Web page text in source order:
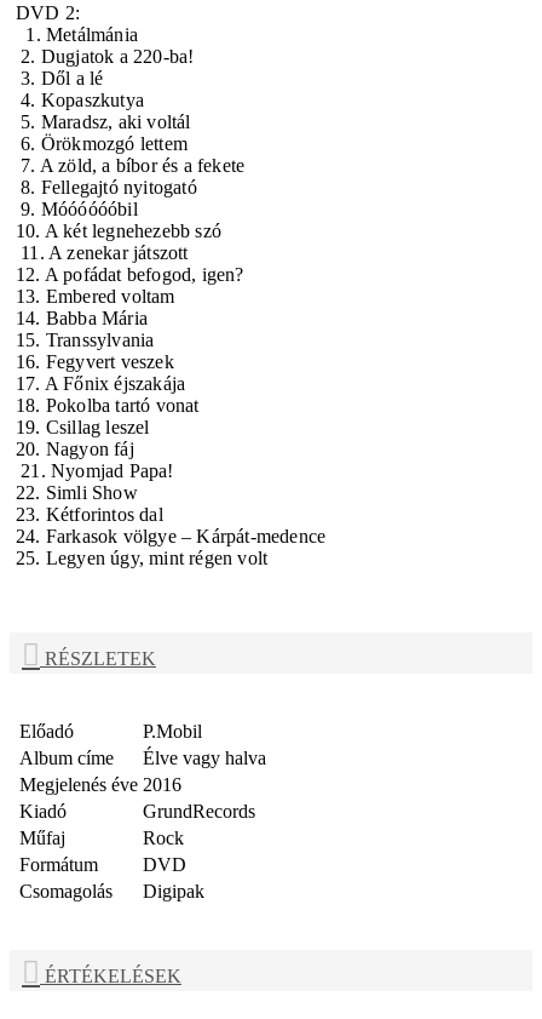
DVD 2:
1. Metálmánia
2. Dugjatok a 220-ba!
3. Dől a lé
4. Kopaszkutya
5. Maradsz, aki voltál
6. Örökmozgó lettem
7. A zöld, a bíbor és a fekete
8. Fellegajtó nyitogató
9. Móóóóóóbil
10. A két legnehezebb szó
11. A zenekar játszott
12. A pofádat befogod, igen?
13. Embered voltam
14. Babba Mária
15. Transsylvania
16. Fegyvert veszek
17. A Főnix éjszakája
18. Pokolba tartó vonat
19. Csillag leszel
20. Nagyon fáj
21. Nyomjad Papa!
22. Simli Show
23. Kétforintos dal
24. Farkasok völgye – Kárpát-medence
25. Legyen úgy, mint régen volt
RÉSZLETEK
Előadó
P.Mobil
Album címe
Élve vagy halva
Megjelenés éve 2016
Kiadó
GrundRecords
Műfaj
Rock
Formátum
DVD
Csomagolás
Digipak
ÉRTÉKELÉSEK